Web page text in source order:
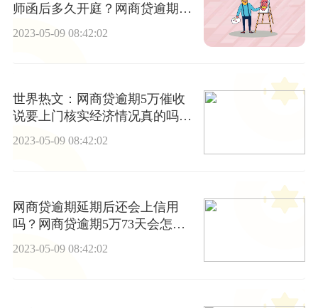
师函后多久开庭？网商贷逾期后
2023-05-09 08:42:02
世界热文：网商贷逾期5万催收
说要上门核实经济情况真的吗？
网商贷逾期延期一年后一次结清
2023-05-09 08:42:02
网商贷逾期延期后还会上信用
吗？网商贷逾期5万73天会怎么
2023-05-09 08:42:02